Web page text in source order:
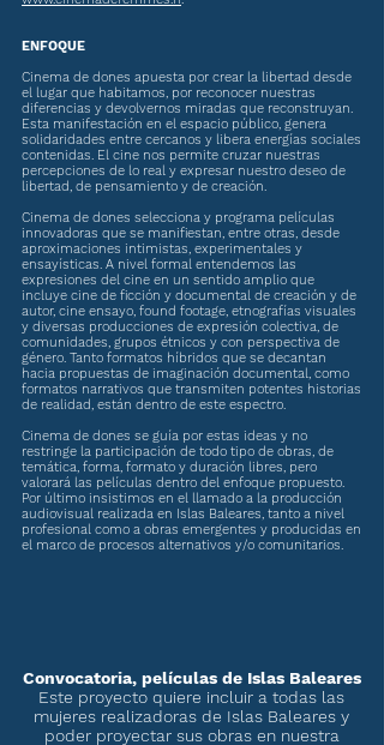
ENFOQUE
Cinema de dones apuesta por crear la libertad desde
el lugar que habitamos, por reconocer nuestras
diferencias y devolvernos miradas que reconstruyan.
Esta manifestación en el espacio público, genera
solidaridades entre cercanos y libera energías sociales
contenidas. El cine nos permite cruzar nuestras
percepciones de lo real y expresar nuestro deseo de
libertad, de pensamiento y de creación.
Cinema de dones selecciona y programa películas
innovadoras que se manifiestan, entre otras, desde
aproximaciones intimistas, experimentales y
ensayísticas. A nivel formal entendemos las
expresiones del cine en un sentido amplio que
incluye cine de ficción y documental de creación y de
autor, cine ensayo, found footage, etnografías visuales
y diversas producciones de expresión colectiva, de
comunidades, grupos étnicos y con perspectiva de
género. Tanto formatos híbridos que se decantan
hacia propuestas de imaginación documental, como
formatos narrativos que transmiten potentes historias
de realidad, están dentro de este espectro.
Cinema de dones se guía por estas ideas y no
restringe la participación de todo tipo de obras, de
temática, forma, formato y duración libres, pero
valorará las películas dentro del enfoque propuesto.
Por último insistimos en el llamado a la producción
audiovisual realizada en Islas Baleares, tanto a nivel
profesional como a obras emergentes y producidas en
el marco de procesos alternativos y/o comunitarios.
Convocatoria, películas de Islas Baleares
Este proyecto quiere incluir a todas las
mujeres realizadoras de Islas Baleares y
poder proyectar sus obras en nuestra